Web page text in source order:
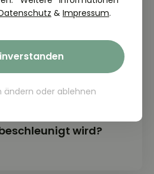
wird?
& Impressum.
ändern oder ablehnen